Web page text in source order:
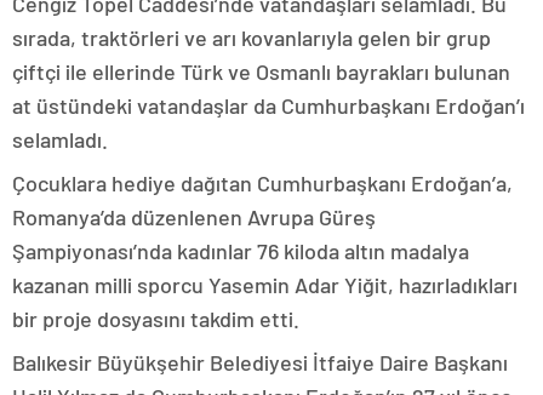
sırada, traktörleri ve arı kovanlarıyla gelen bir grup
çiftçi ile ellerinde Türk ve Osmanlı bayrakları bulunan
at üstündeki vatandaşlar da Cumhurbaşkanı Erdoğan’ı
selamladı.
Çocuklara hediye dağıtan Cumhurbaşkanı Erdoğan’a,
Romanya’da düzenlenen Avrupa Güreş
Şampiyonası’nda kadınlar 76 kiloda altın madalya
kazanan milli sporcu Yasemin Adar Yiğit, hazırladıkları
bir proje dosyasını takdim etti.
Balıkesir Büyükşehir Belediyesi İtfaiye Daire Başkanı